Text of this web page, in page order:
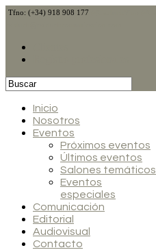
Tfno: (+34) 918 908 177
Inicio
Nosotros
Eventos
Próximos eventos
Últimos eventos
Salones temáticos
Eventos
especiales
Comunicación
Editorial
Audiovisual
Contacto